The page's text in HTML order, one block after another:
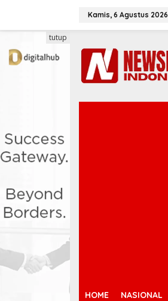
Kamis, 6 Agustus 2026
HOME NASIONAL
tutup